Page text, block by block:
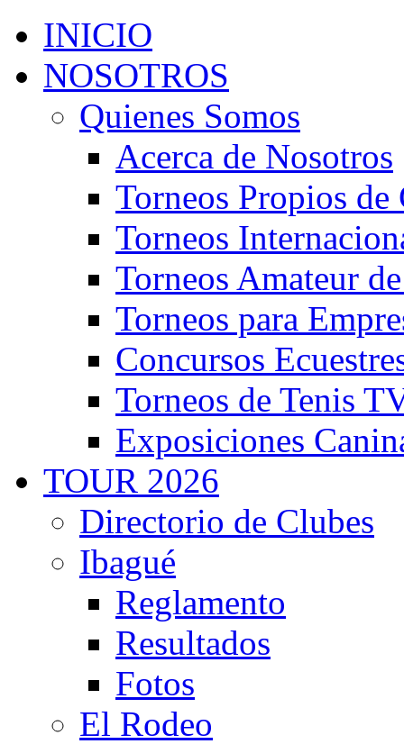
INICIO
NOSOTROS
Quienes Somos
Acerca de Nosotros
Torneos Propios
Torneos
Torneos Amateur
Torneos para
Concursos
Torneos de Tenis
Exposiciones
TOUR 2026
Directorio de Clubes
Ibagué
Reglamento
Resultados
Fotos
El Rodeo